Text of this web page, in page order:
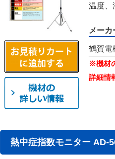
温度、
メーカ
鶴賀電
※機材
詳細情
熱中症指数モニター AD-